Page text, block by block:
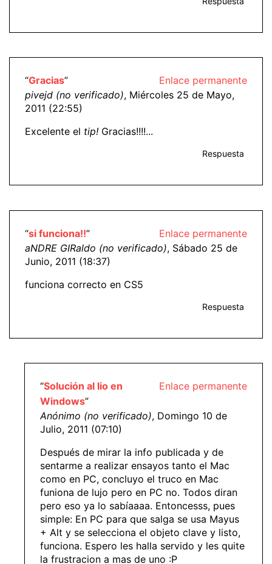
Enlace permanente
“Gracias”
pivejd (no verificado), Miércoles 25 de Mayo,
2011 (22:55)
Excelente el tip! Gracias!!!!...
Respuesta
Enlace permanente
“si funciona!!”
aNDRE GIRaldo (no verificado), Sábado 25 de
Junio, 2011 (18:37)
funciona correcto en CS5
Respuesta
Enlace permanente
“Solución al lio en
Windows”
Anónimo (no verificado), Domingo 10 de
Julio, 2011 (07:10)
Después de mirar la info publicada y de
sentarme a realizar ensayos tanto el Mac
como en PC, concluyo el truco en Mac
funiona de lujo pero en PC no. Todos diran
pero eso ya lo sabíaaaa. Entoncesss, pues
simple: En PC para que salga se usa Mayus
+ Alt y se selecciona el objeto clave y listo,
funciona. Espero les halla servido y les quite
la frustracion a mas de uno :P